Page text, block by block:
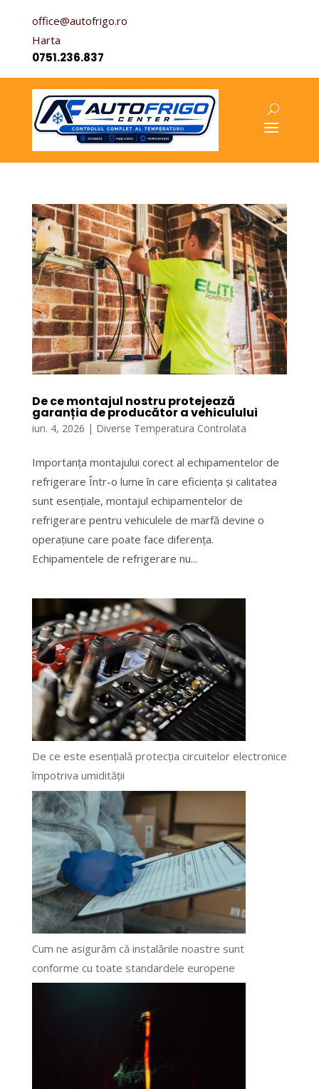
office@autofrigo.ro
Harta
0751.236.837
De ce montajul nostru protejează
garanția de producător a vehiculului
iun. 4, 2026 | Diverse Temperatura Controlata
Importanța montajului corect al echipamentelor de
refrigerare Într-o lume în care eficiența și calitatea
sunt esențiale, montajul echipamentelor de
refrigerare pentru vehiculele de marfă devine o
operațiune care poate face diferența.
Echipamentele de refrigerare nu...
De ce este esențială protecția circuitelor electronice
împotriva umidității
Cum ne asigurăm că instalările noastre sunt
conforme cu toate standardele europene